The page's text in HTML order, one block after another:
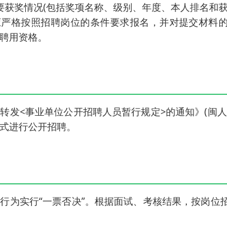
奖情况(包括奖项名称、级别、年度、本人排名和
格按照招聘岗位的条件要求报名，并对提交材
用资格。
发<事业单位公开招聘人员暂行规定>的通知》(闽
进行公开招聘。
为实行“一票否决”。根据面试、考核结果，按岗